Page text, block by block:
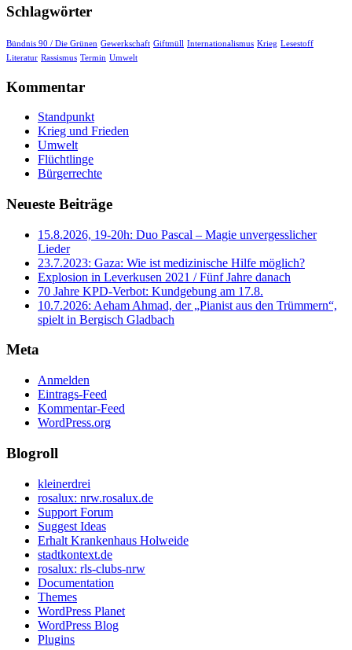
Schlagwörter
Bündnis 90 / Die Grünen Gewerkschaft Giftmüll Internationalismus Krieg Lesestoff
Literatur Rassismus Termin Umwelt
Kommentar
Standpunkt
Krieg und Frieden
Umwelt
Flüchtlinge
Bürgerrechte
Neueste Beiträge
15.8.2026, 19-20h: Duo Pascal – Magie unvergesslicher
Lieder
23.7.2023: Gaza: Wie ist medizinische Hilfe möglich?
Explosion in Leverkusen 2021 / Fünf Jahre danach
70 Jahre KPD‑Verbot: Kundgebung am 17.8.
10.7.2026: Aeham Ahmad, der „Pianist aus den Trümmern“,
spielt in Bergisch Gladbach
Meta
Anmelden
Eintrags-Feed
Kommentar-Feed
WordPress.org
Blogroll
kleinerdrei
rosalux: nrw.rosalux.de
Support Forum
Suggest Ideas
Erhalt Krankenhaus Holweide
stadtkontext.de
rosalux: rls-clubs-nrw
Documentation
Themes
WordPress Planet
WordPress Blog
Plugins